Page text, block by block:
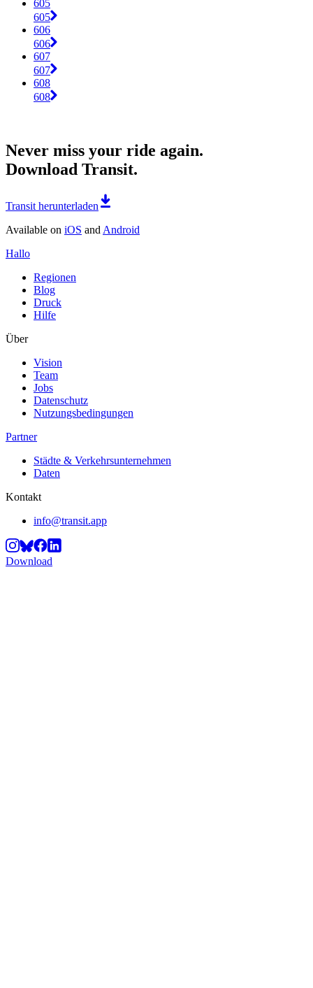
605
605
606
606
607
607
608
608
Never miss your ride again.
Download Transit.
Transit herunterladen
Available on iOS and Android
Hallo
Regionen
Blog
Druck
Hilfe
Über
Vision
Team
Jobs
Datenschutz
Nutzungsbedingungen
Partner
Städte & Verkehrsunternehmen
Daten
Kontakt
info@transit.app
Download